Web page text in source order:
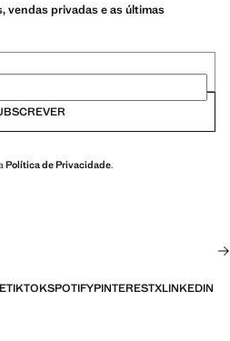
vendas privadas e as últimas
Política de Privacidade.
TIKTOKSPOTIFYPINTERESTXLINKEDIN